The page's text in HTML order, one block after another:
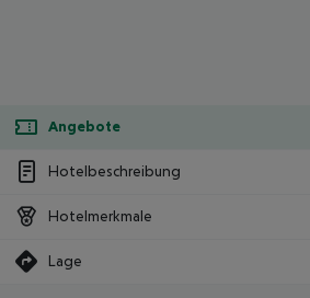
Angebote
Hotelbeschreibung
Hotelmerkmale
Lage